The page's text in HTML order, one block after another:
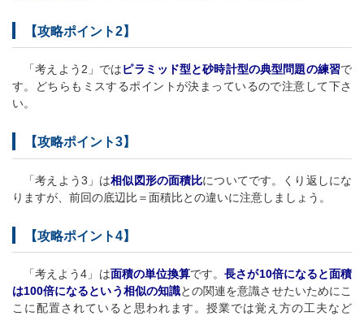
【攻略ポイント2】
「考えよう2」ではピラミッド型と砂時計型の典型問題の練習で
す。どちらもミスするポイントが決まっているので注意して下さ
い。
【攻略ポイント3】
「考えよう3」は相似図形の面積比についてです。くり返しにな
りますが、前回の底辺比＝面積比との違いに注意しましょう。
【攻略ポイント4】
「考えよう4」は面積の単位換算です。長さが10倍になると面積
は100倍になるという相似の知識との関連を意識させたいためにこ
こに配置されていると思われます。授業では覚え方の工夫など